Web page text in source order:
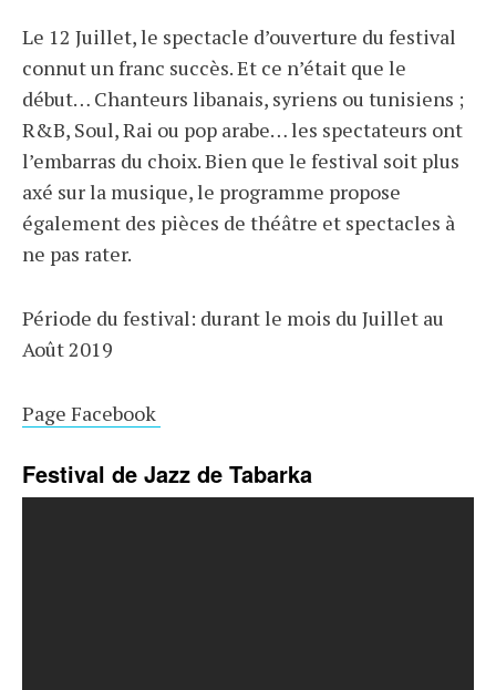
Le 12 Juillet, le spectacle d’ouverture du festival
connut un franc succès. Et ce n’était que le
début… Chanteurs libanais, syriens ou tunisiens ;
R&B, Soul, Rai ou pop arabe… les spectateurs ont
l’embarras du choix. Bien que le festival soit plus
axé sur la musique, le programme propose
également des pièces de théâtre et spectacles à
ne pas rater.
Période du festival: durant le mois du Juillet au
Août 2019
Page Facebook
Festival de Jazz de Tabarka